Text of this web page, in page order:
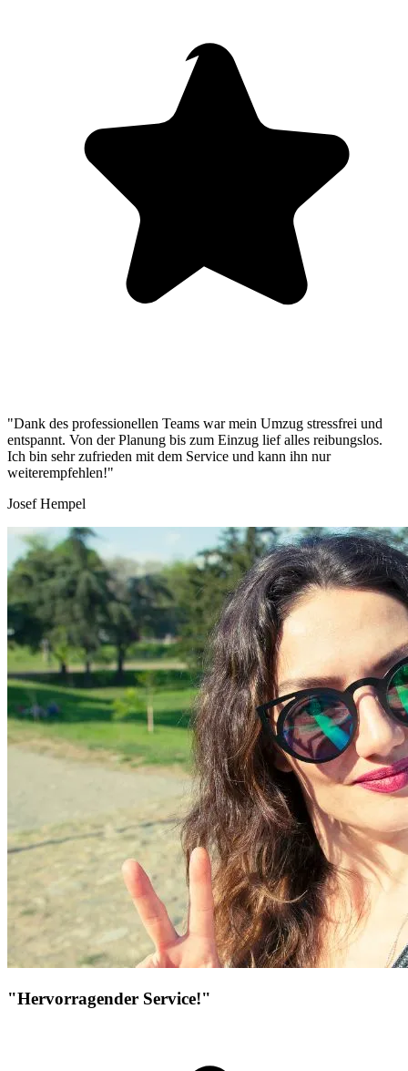
"Dank des professionellen Teams war mein Umzug stressfrei und
entspannt. Von der Planung bis zum Einzug lief alles reibungslos.
Ich bin sehr zufrieden mit dem Service und kann ihn nur
weiterempfehlen!"
Josef Hempel
"Hervorragender Service!"